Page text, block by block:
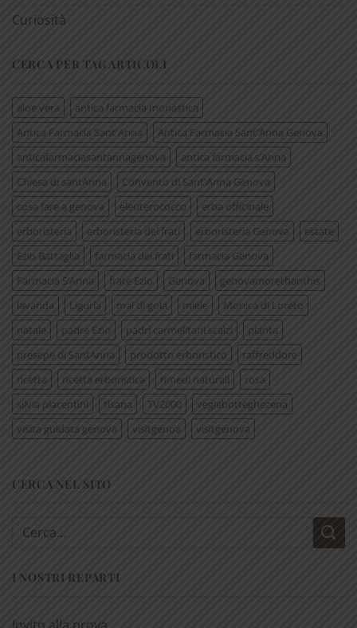
Curiosità
CERCA PER TAG ARTICOLI
aloe vera
antica farmacia monastica
Antica Farmacia Sant'Anna
Antica Farmacia Sant'Anna Genova
anticafarmaciasantannagenova
antica farmacia s’Anna
Chiesa di santAnna
Convento di Sant'Anna Genova
cosa fare a genova
eleuterococco
erba officinale
erboristeria
erboristeria dei frati erboristeria Genova
estate
Ezio Battaglia
farmacia dei frati
farmacia Genova
Farmacia S’Anna
frate Ezio Genova
genovamorethanthis
lavanda
Liguria mal di gola miele
Monica di Loreto
natale
padre Ezio padri carmelitani scalzi
pianta
presepe di SantAnna
prodotto erboristico
raffreddore
ricetta
ricetta erboristica rimedi naturali
rosa
silvia piacentini
tisana TV2000
vegiebotteghezena
visita guidata genova
visitgenoa visitgenova
CERCA NEL SITO
Cerca:
I NOSTRI REPARTI